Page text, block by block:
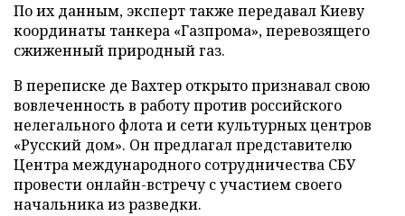
По их данным, эксперт также передавал Киеву
координаты танкера «Газпрома», перевозящего
сжиженный природный газ.
В переписке де Вахтер открыто признавал свою
вовлеченность в работу против российского
нелегального флота и сети культурных центров
«Русский дом». Он предлагал представителю
Центра международного сотрудничества СБУ
провести онлайн-встречу с участием своего
начальника из разведки.